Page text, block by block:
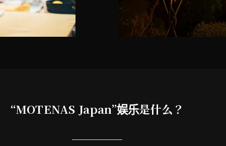
“MOTENAS Japan”娱乐是什么？